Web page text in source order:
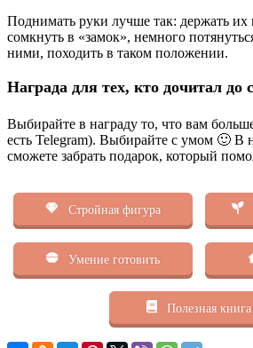
Поднимать руки лучше так: держать их
сомкнуть в «замок», немного
ними, походить в таком положении.
Награда для тех, кто дочитал до
Выбирайте в награду то, что вам
есть Telegram). Выбирайте с умом 🙂 В
сможете забрать подарок, который
Стройная фигура
Умение готовить
Полезная книга